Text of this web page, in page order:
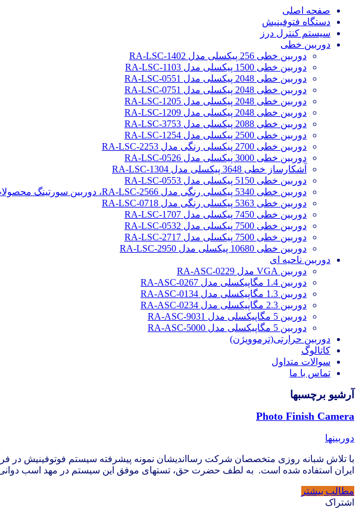
صفحه اصلی
دستگاه فتوفینیش
سیستم کنترل درز
دوربین خطی
دوربین خطی 256 پیکسلی مدل RA-LSC-1402
دوربین خطی 1500 پیکسلی مدل RA-LSC-1103
دوربین خطی 2048 پیکسلی مدل RA-LSC-0551
دوربین خطی 2048 پیکسلی مدل RA-LSC-0751
دوربین خطی 2048 پیکسلی مدل RA-LSC-1205
دوربین خطی 2048 پیکسلی مدل RA-LSC-1209
دوربین خطی 2088 پیکسلی مدل RA-LSC-3753
دوربین خطی 2500 پیکسلی مدل RA-LSC-1254
دوربین خطی 2700 پیکسلی رنگی مدل RA-LSC-2253
دوربین خطی 3000 پیکسلی مدل RA-LSC-0526
آشکارساز خطی 3648 پیکسلی مدل RA-LSC-1304
دوربین خطی 5150 پیکسلی مدل RA-LSC-0553
دوربین خطی 5340 پیکسلی رنگی مدل RA-LSC-2566، دوربین سورتینگ محصولات
دوربین خطی 5363 پیکسلی رنگی مدل RA-LSC-0718
دوربین خطی 7450 پیکسلی مدل RA-LSC-1707
دوربین خطی 7500 پیکسلی مدل RA-LSC-0532
دوربین خطی 7500 پیکسلی مدل RA-LSC-2717
دوربین خطی 10680 پیکسلی مدل RA-LSC-2950
دوربین ناحیه ای
دوربین VGA مدل RA-ASC-0229
دوربین 1.4 مگاپیکسلی مدل RA-ASC-0267
دوربین 1.3 مگاپیکسلی مدل RA-ASC-0134
دوربین 2.3 مگاپیکسلی مدل RA-ASC-0234
دوربین 5 مگاپیکسلی مدل RA-ASC-9031
دوربین 5 مگاپیکسلی مدل RA-ASC-5000
دوربین حرارتی(ترموویژن)
کاتالوگ
سوالات متداول
تماس با ما
آرشیو برچسبها
Photo Finish Camera
دوربینها
ایران استفاده شده است. به لطف حضرت حق، تستهای موفق این سیستم در مهد اسب
مطالب بیشتر
اشتراک